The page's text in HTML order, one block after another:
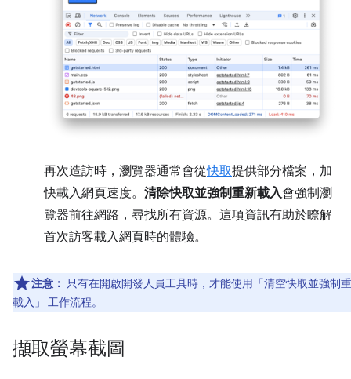
再次造訪時，瀏覽器通常會從快取提供部分檔案，加
快載入網頁速度。 清除快取並強制重新載入會強制瀏
覽器前往網路，尋找所有資源。這項資訊有助於瞭解
首次訪客載入網頁時的體驗。
注意： 只有在開啟開發人員工具時，才能使用「清空快取並強制
載入」
工作流程。
擷取螢幕截圖